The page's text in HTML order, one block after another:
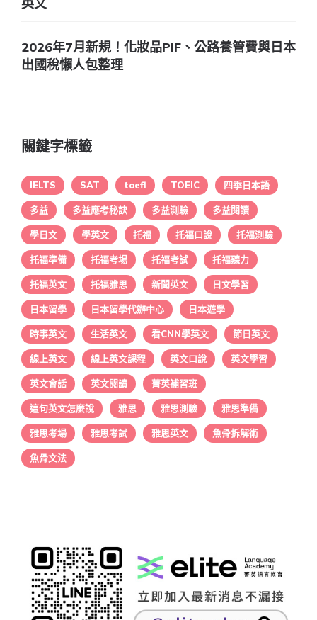
2026年7月新規！化妝品PIF、公路養管費與日本
出國稅懶人包整理
關鍵字標籤
IELTS SAT toefl TOEIC 四季日本語
多益 多益應考秘訣 多益測驗 多益閱讀
學日文 學英文 托福 托福口說 托福測驗
托福準備 托福考場 托福考試 托福聽力
托福英文 托福雅思 新聞英文 日文學習
日本留學 日本留學代辦中心 日本遊學
時事英文 生活英文 看CNN學英文 節日英文
線上英文 線上英文課程 英文口說 英文學習
英文會話 英文閱讀 菁英補習班
這句英文怎麼說 雅思 雅思測驗 雅思準備
雅思考場 雅思考試 雅思英文 魚骨拆解術
魚骨文法